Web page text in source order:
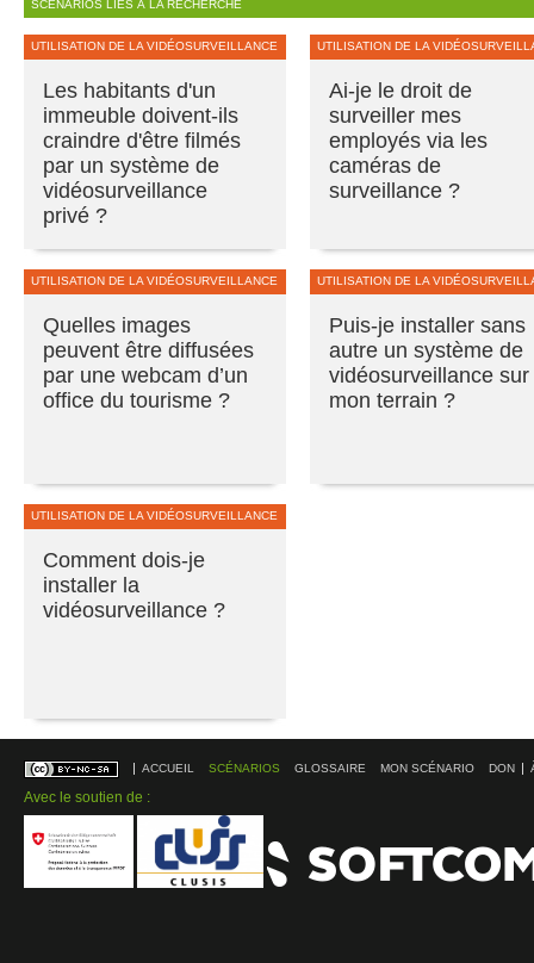
SCÉNARIOS LIÉS À LA RECHERCHE
UTILISATION DE LA VIDÉOSURVEILLANCE
Les habitants d'un
immeuble doivent-ils
craindre d'être filmés
par un système de
vidéosurveillance
privé ?
UTILISATION DE LA
Ai-je le droit de
surveiller mes
employés via les
caméras de
surveillance ?
UTILISATION DE LA VIDÉOSURVEILLANCE
Quelles images
peuvent être diffusées
par une webcam d’un
office du tourisme ?
UTILISATION DE LA
Puis-je installer sans
autre un système de
vidéosurveillance sur
mon terrain ?
UTILISATION DE LA VIDÉOSURVEILLANCE
Comment dois-je
installer la
vidéosurveillance ?
ACCUEIL SCÉNARIOS GLOSSAIRE MON SCÉNARIO DON
Avec le soutien de :